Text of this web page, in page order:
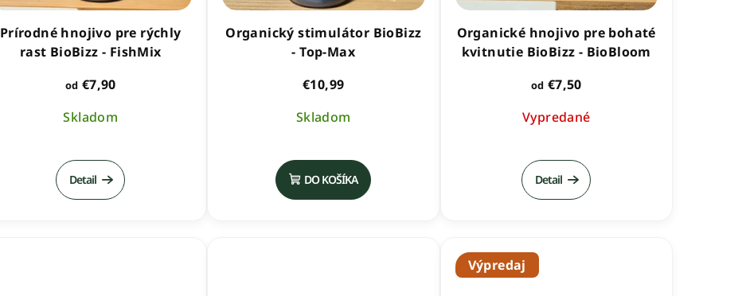
Prírodné hnojivo pre rýchly
rast BioBizz - FishMix
od €7,90
Skladom
Detail
Organický stimulátor BioBizz
- Top-Max
€10,99
Skladom
hodnotenie
produktu
je
DO KOŠÍKA
Organické hnojivo pre bohaté
kvitnutie BioBizz - BioBloom
od €7,50
Vypredané
Detail
Výpredaj